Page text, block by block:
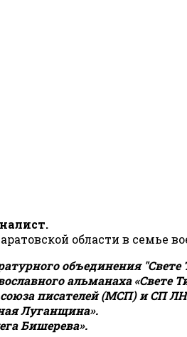
области в семье
объединения "Свете
альманаха «Свете
писателей (МСП) и СП
Луганщина».
Бишерева».